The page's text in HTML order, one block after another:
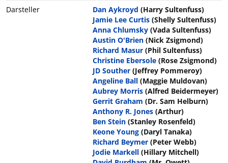
Darsteller
Dan Aykroyd (Harry Sultenfuss)
Jamie Lee Curtis (Shelly Sultenfuss)
Anna Chlumsky (Vada Sultenfuss)
Austin O'Brien (Nick Zsigmond)
Richard Masur (Phil Sultenfuss)
Christine Ebersole (Rose Zsigmond)
JD Souther (Jeffrey Pommeroy)
Angeline Ball (Maggie Muldovan)
Aubrey Morris (Alfred Beidermeyer)
Gerrit Graham (Dr. Sam Helburn)
Anthony R. Jones (Arthur)
Ben Stein (Stanley Rosenfeld)
Keone Young (Daryl Tanaka)
Richard Beymer (Peter Webb)
Jodie Markell (Hillary Mitchell)